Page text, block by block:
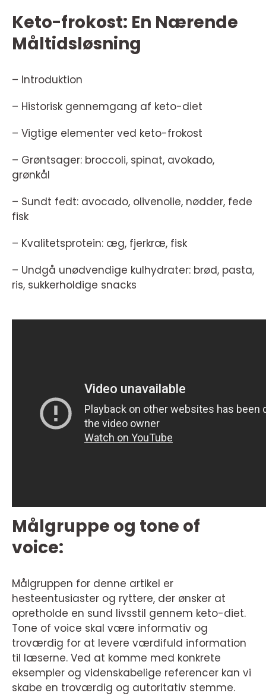
Keto-frokost: En Nærende
Måltidsløsning
– Introduktion
– Historisk gennemgang af keto-diet
– Vigtige elementer ved keto-frokost
– Grøntsager: broccoli, spinat, avokado,
grønkål
– Sundt fedt: avocado, olivenolie, nødder, fede
fisk
– Kvalitetsprotein: æg, fjerkræ, fisk
– Undgå unødvendige kulhydrater: brød, pasta,
ris, sukkerholdige snacks
Målgruppe og tone of
voice:
Målgruppen for denne artikel er
hesteentusiaster og ryttere, der ønsker at
opretholde en sund livsstil gennem keto-diet.
Tone of voice skal være informativ og
troværdig for at levere værdifuld information
til læserne. Ved at komme med konkrete
eksempler og videnskabelige referencer kan vi
skabe en troværdig og autoritativ stemme.